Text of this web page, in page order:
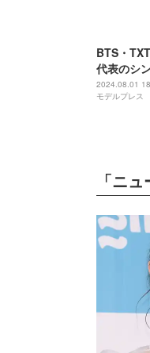
BTS・
代表のシ
初代代表に
2024.08.01
モデルプレス
「ニ